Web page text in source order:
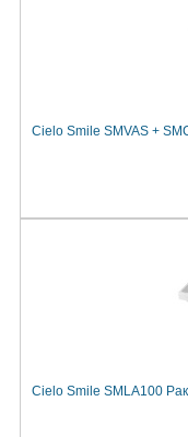
Cielo Smile SMVAS +
Cielo Smile SMLA100